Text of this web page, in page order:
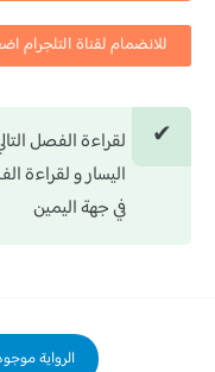
للانضمام لقناة التلجرام
لقراءة الفصل
اليسار و لقراءة
في جهة اليمين
الرواية